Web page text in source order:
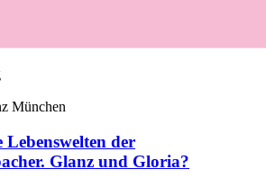
München
Lebenswelten der
Glanz und Gloria?